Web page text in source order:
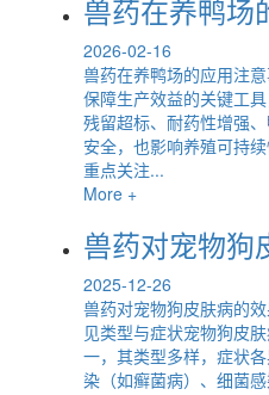
兽药在养鸭场
2026-02-16
兽药在养鸭场的应用注
保障生产效益的关键工
残留超标、耐药性增强
安全，也影响养殖可持
重点关注...
More +
兽药对宠物狗
2025-12-26
兽药对宠物狗皮肤病的
见类型与症状宠物狗皮
一，其类型多样，症状
染（如癣菌病）、细菌